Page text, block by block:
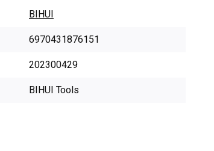
BIHUI
6970431876151
202300429
BIHUI Tools